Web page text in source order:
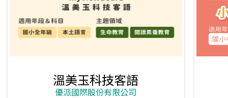
溫美玉科技客語
優派國際股份有限公司